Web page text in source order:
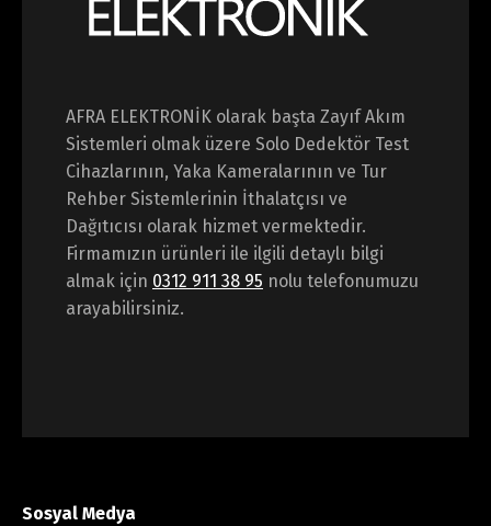
AFRA ELEKTRONİK olarak başta Zayıf Akım
Sistemleri olmak üzere Solo Dedektör Test
Cihazlarının, Yaka Kameralarının ve Tur
Rehber Sistemlerinin İthalatçısı ve
Dağıtıcısı olarak hizmet vermektedir.
Firmamızın ürünleri ile ilgili detaylı bilgi
almak için 0312 911 38 95 nolu telefonumuzu
arayabilirsiniz.
Sosyal Medya